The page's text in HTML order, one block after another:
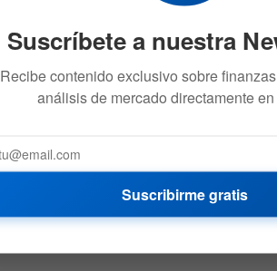
Suscríbete a nuestra
Recibe contenido exclusivo sobre
análisis de mercado directamente
Suscribirme gratis